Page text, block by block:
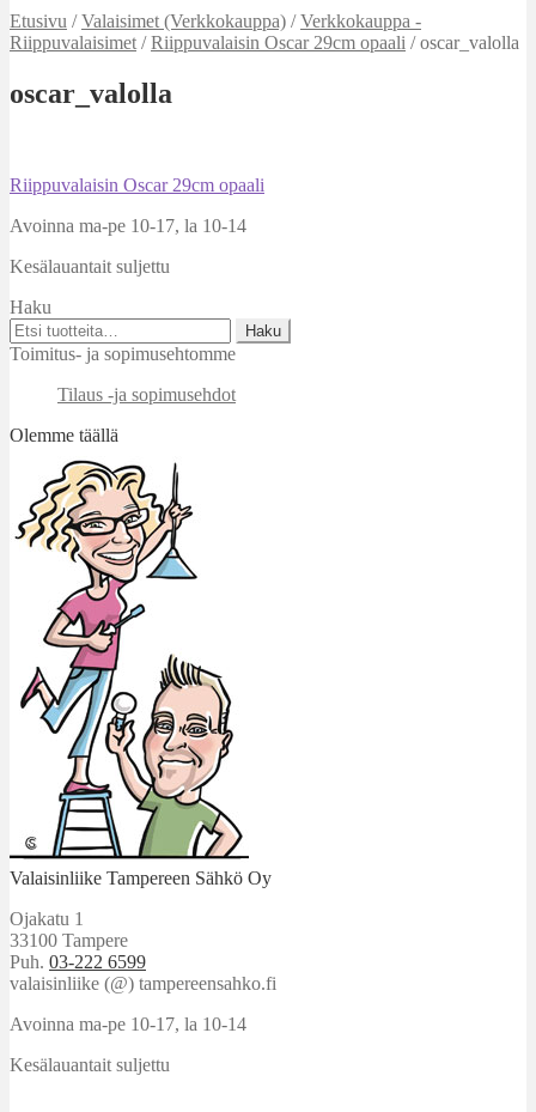
Etusivu /Valaisimet (Verkkokauppa) /Verkkokauppa -
Riippuvalaisimet /Riippuvalaisin Oscar 29cm opaali /oscar_valolla
oscar_valolla
Artikkelien
selaus
Edellinen
Riippuvalaisin Oscar 29cm opaali
Avoinna ma-pe 10-17, la 10-14
Kesälauantait suljettu
Haku
Etsi:
Haku
Toimitus- ja sopimusehtomme
Tilaus -ja sopimusehdot
Olemme täällä
Valaisinliike Tampereen Sähkö Oy
Ojakatu 1
33100 Tampere
Puh. 03-222 6599
valaisinliike (@) tampereensahko.fi
Avoinna ma-pe 10-17, la 10-14
Kesälauantait suljettu